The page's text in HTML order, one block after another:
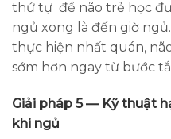
thứ tự để não trẻ học
ngủ xong là đến giờ
thực hiện nhất quán,
sớm hơn ngay từ bước
Giải pháp 5 — Kỹ thuật
khi ngủ